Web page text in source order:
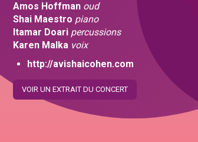
Amos Hoffman oud
Shai Maestro piano
Itamar Doari percussions
Karen Malka voix
http://avishaicohen.com
VOIR UN EXTRAIT DU CONCERT